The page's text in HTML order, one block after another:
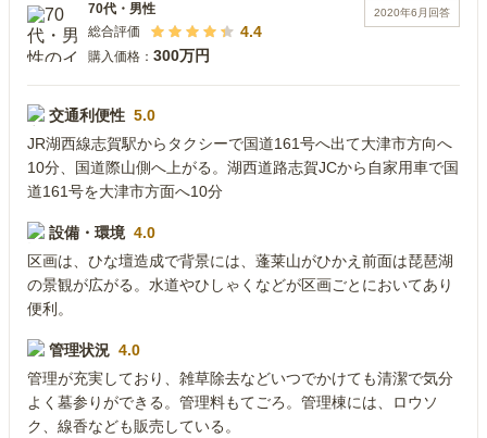
2020年6月 回答
70代 ・ 男性
総合評価
4.4
購入価格： 300万円
交通利便性 5.0
JR湖西線志賀駅からタクシーで国道161号へ出て大津市方向へ
10分、国道際山側へ上がる。湖西道路志賀JCから自家用車で国
道161号を大津市方面へ10分
設備・環境 4.0
区画は、ひな壇造成で背景には、蓬莱山がひかえ前面は琵琶湖
の景観が広がる。水道やひしゃくなどが区画ごとにおいてあり
便利。
管理状況 4.0
管理が充実しており、雑草除去などいつでかけても清潔で気分
よく墓参りができる。管理料もてごろ。管理棟には、ロウソ
ク、線香なども販売している。